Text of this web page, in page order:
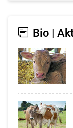
Bio |